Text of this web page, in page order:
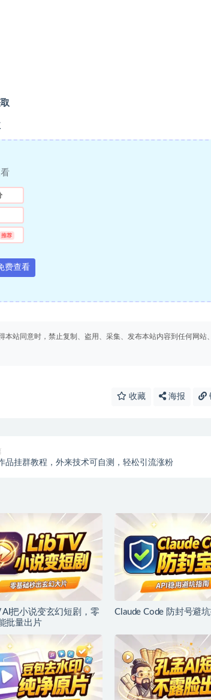
推荐
费查看
站同意时，禁止复制、盗用、采集、发布本站内容到任何网站
收藏 海报
品挂群教程，外来技术可自测，轻松引流涨粉
AI把小说变玄幻短剧，零
批量出片
Claude Code 防封号避